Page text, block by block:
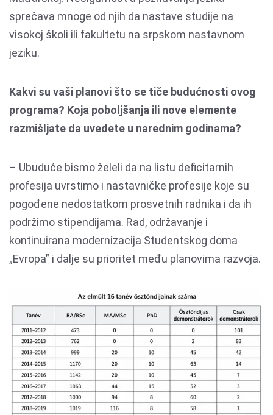
sprečava mnoge od njih da nastave studije na
visokoj školi ili fakultetu na srpskom nastavnom
jeziku.
Kakvi su vaši planovi što se tiče budućnosti ovog
programa? Koja poboljšanja ili nove elemente
razmišljate da uvedete u narednim godinama?
– Ubuduće bismo želeli da na listu deficitarnih
profesija uvrstimo i nastavničke profesije koje su
pogođene nedostatkom prosvetnih radnika i da ih
podržimo stipendijama. Rad, održavanje i
kontinuirana modernizacija Studentskog doma
„Evropa” i dalje su prioritet među planovima razvoja.